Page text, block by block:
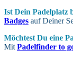
Ist Dein Padel­platz
Badges auf Deiner
Möchtest Du eine
Mit Padelfinder to